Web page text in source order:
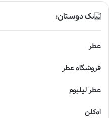
لینک دوستان:
عطر
فروشگاه عطر
عطر لیلیوم
ادکلن